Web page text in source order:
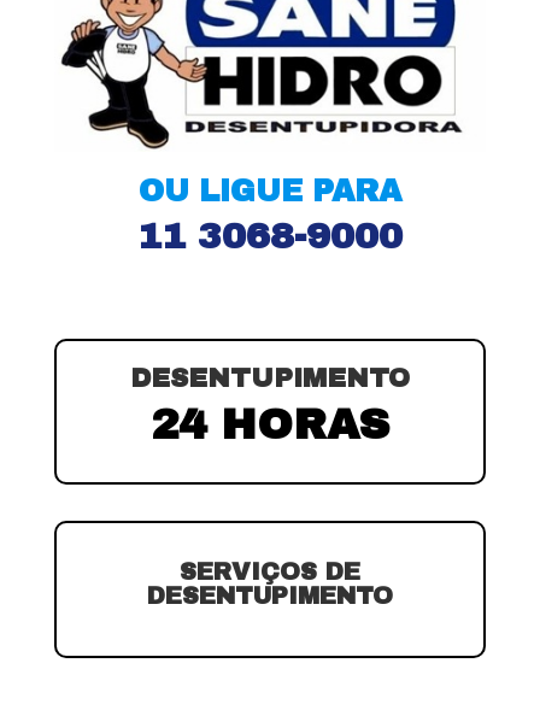
OU LIGUE PARA
11 3068-9000
DESENTUPIMENTO
24 HORAS
SERVIÇOS DE
DESENTUPIMENTO